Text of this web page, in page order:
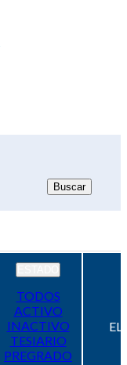
TODOS
ACTIVO
INACTIVO
TESIARIO
PREGRADO